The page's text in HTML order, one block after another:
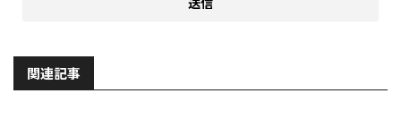
関連記事